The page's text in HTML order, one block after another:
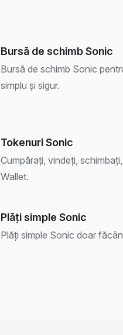
Bursă de schimb Sonic
Bursă de schimb Sonic
simplu și sigur.
Tokenuri Sonic
Cumpărați, vindeți,
Wallet.
Plăți simple Sonic
Plăți simple Sonic doar